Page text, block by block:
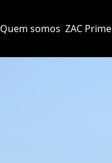
Quem somos ZAC Prime